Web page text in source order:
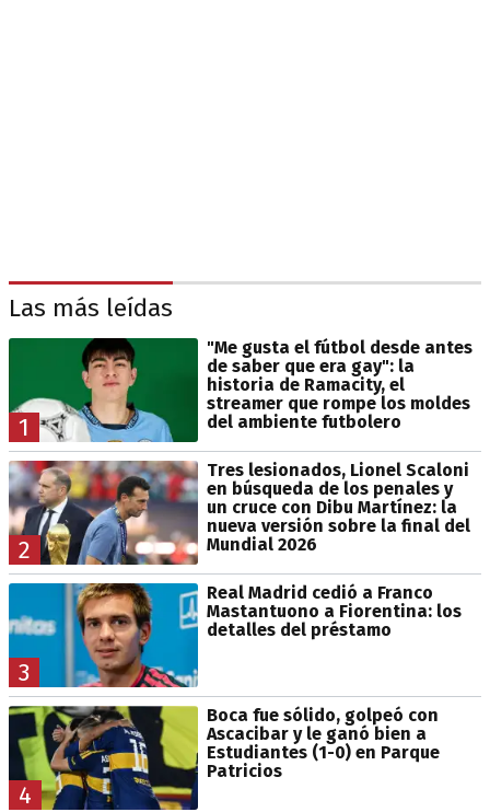
Las más leídas
1
"Me gusta el fútbol desde antes
de saber que era gay": la
historia de Ramacity, el
streamer que rompe los moldes
del ambiente futbolero
2
Tres lesionados, Lionel Scaloni
en búsqueda de los penales y
un cruce con Dibu Martínez: la
nueva versión sobre la final del
Mundial 2026
3
Real Madrid cedió a Franco
Mastantuono a Fiorentina: los
detalles del préstamo
4
Boca fue sólido, golpeó con
Ascacibar y le ganó bien a
Estudiantes (1-0) en Parque
Patricios